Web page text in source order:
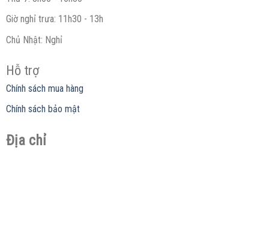
Giờ nghỉ trưa: 11h30 - 13h
Chủ Nhật: Nghỉ
Hỗ trợ
Chính sách mua hàng
Chính sách bảo mật
Địa chỉ